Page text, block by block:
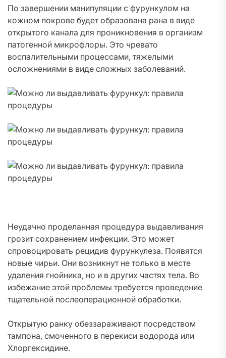
По завершении манипуляции с фурункулом на
кожном покрове будет образована рана в виде
открытого канала для проникновения в организм
патогенной микрофлоры. Это чревато
воспалительными процессами, тяжелыми
осложнениями в виде сложных заболеваний.
Неудачно проделанная процедура выдавливания
грозит сохранением инфекции. Это может
спровоцировать рецидив фурункулеза. Появятся
новые чирьи. Они возникнут не только в месте
удаления гнойника, но и в других частях тела. Во
избежание этой проблемы требуется проведение
тщательной послеоперационной обработки.
Открытую ранку обеззараживают посредством
тампона, смоченного в перекиси водорода или
Хлоргексидине.